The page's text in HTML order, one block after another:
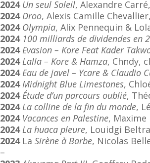
2024 Un seul Soleil, Alexandre
2024 Droo, Alexis Camille
2024 Olympia, Alix Pennequin &
2024 100 milliards de dividendes en
2024 Evasion – Kore Feat Kader
2024 Lalla – Kore & Hamza, Chndy,
2024 Eau de javel – Ycare & Claudio
2024 Midnight Blue Limestones,
2024 Étude d’un parcours oublié,
2024 La colline de la fin du monde,
2024 Vacances en Palestine,
2024 La huaca pleure, Louidgi
2024LaSirène à Barbe, Nicolas
–